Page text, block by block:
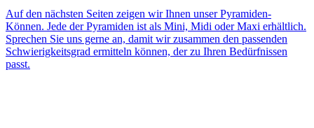
Auf den nächsten Seiten zeigen wir Ihnen unser Pyramiden-
Können. Jede der Pyramiden ist als Mini, Midi oder Maxi erhältlich.
Sprechen Sie uns gerne an, damit wir zusammen den passenden
Schwierigkeitsgrad ermitteln können, der zu Ihren Bedürfnissen
passt.